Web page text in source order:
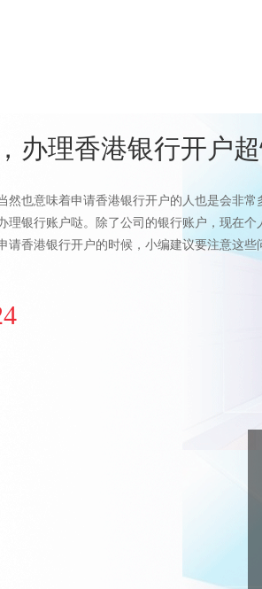
办理香港银行开户
然也意味着申请香港银行开户的人也是会非常
理银行账户哒。除了公司的银行账户，现在个
请香港银行开户的时候，小编建议要注意这些